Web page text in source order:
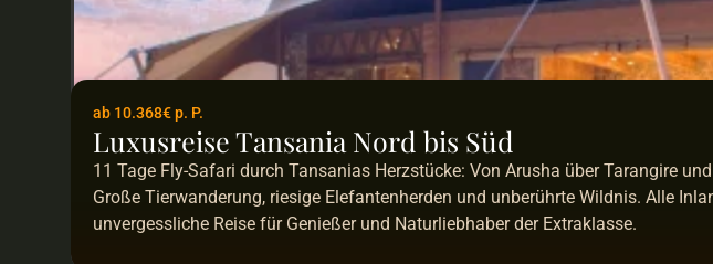
ab 10.368€ p. P.
Luxusreise Tansania Nord bis Süd
11 Tage Fly-Safari durch Tansanias Herzstücke: Von Arusha über Tarangire
Große Tierwanderung, riesige Elefantenherden und unberührte Wildnis. Alle
unvergessliche Reise für Genießer und Naturliebhaber der Extraklasse.